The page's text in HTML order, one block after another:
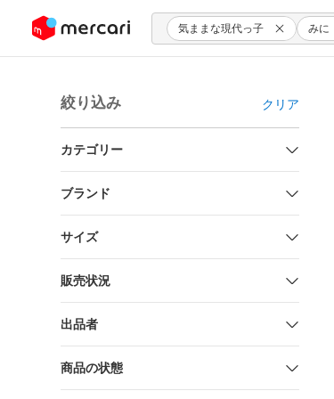
ツにスキップ 気ままな現代っ子 みに
絞り込み クリア
カテゴリー
ブランド
サイズ
販売状況
出品者
商品の状態